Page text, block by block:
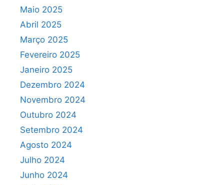
Maio 2025
Abril 2025
Março 2025
Fevereiro 2025
Janeiro 2025
Dezembro 2024
Novembro 2024
Outubro 2024
Setembro 2024
Agosto 2024
Julho 2024
Junho 2024